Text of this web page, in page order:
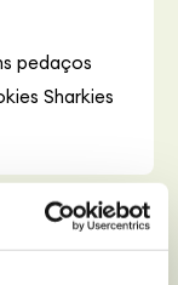
pedaços
Sharkies